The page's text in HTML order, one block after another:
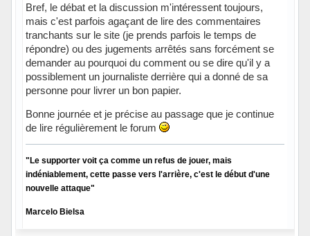
Bref, le débat et la discussion m'intéressent toujours,
mais c'est parfois agaçant de lire des commentaires
tranchants sur le site (je prends parfois le temps de
répondre) ou des jugements arrêtés sans forcément se
demander au pourquoi du comment ou se dire qu'il y a
possiblement un journaliste derrière qui a donné de sa
personne pour livrer un bon papier.
Bonne journée et je précise au passage que je continue
de lire régulièrement le forum
"Le supporter voit ça comme un refus de jouer, mais
indéniablement, cette passe vers l'arrière, c'est le début d'une
nouvelle attaque"
Marcelo Bielsa